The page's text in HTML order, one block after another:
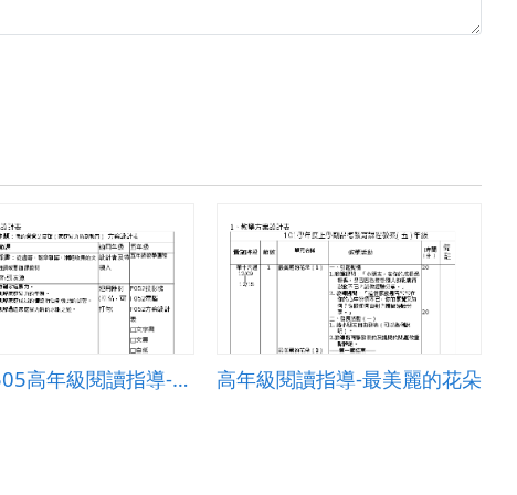
10101505高年級閱讀指導-我的爸爸是流氓3 高年級閱讀指導-最美麗的花朵